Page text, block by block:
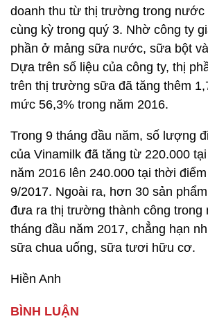
doanh thu từ thị trường trong nước
cùng kỳ trong quý 3. Nhờ công ty
phần ở mảng sữa nước, sữa bột
Dựa trên số liệu của công ty, thị
trên thị trường sữa đã tăng thêm
mức 56,3% trong năm 2016.
Trong 9 tháng đầu năm, số lượng
của Vinamilk đã tăng từ 220.000
năm 2016 lên 240.000 tại thời
9/2017. Ngoài ra, hơn 30 sản
đưa ra thị trường thành công trong
tháng đầu năm 2017, chẳng hạn
sữa chua uống, sữa tươi hữu cơ.
Hiền Anh